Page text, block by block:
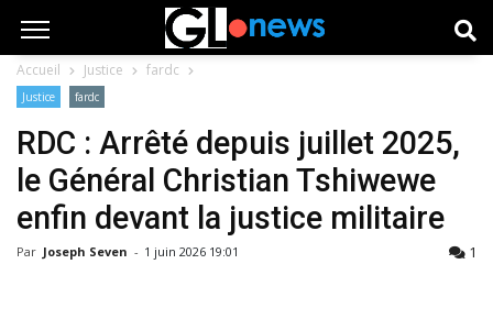
Accueil Justice fardc
Justice fardc
RDC : Arrêté depuis juillet 2025,
le Général Christian Tshiwewe
enfin devant la justice militaire
Par Joseph Seven - 1 juin 2026 19:01 1